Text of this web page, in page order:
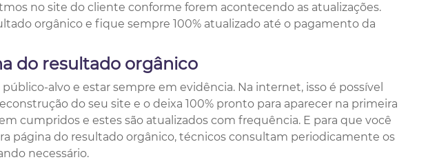
no site do cliente conforme forem acontecendo as atualizações.
orgânico e fique sempre 100% atualizado até o pagamento da
do resultado orgânico
alvo e estar sempre em evidência. Na internet, isso é possível
do seu site e o deixa 100% pronto para aparecer na primeira
cumpridos e estes são atualizados com frequência. E para que você
página do resultado orgânico, técnicos consultam periodicamente os
necessário.